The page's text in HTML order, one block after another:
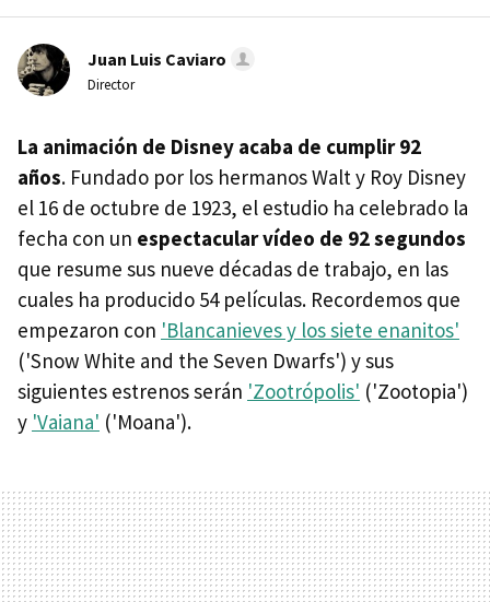
Juan Luis Caviaro
Director
La animación de Disney acaba de cumplir 92
años. Fundado por los hermanos Walt y Roy Disney
el 16 de octubre de 1923, el estudio ha celebrado la
fecha con un espectacular vídeo de 92 segundos
que resume sus nueve décadas de trabajo, en las
cuales ha producido 54 películas. Recordemos que
empezaron con 'Blancanieves y los siete enanitos'
('Snow White and the Seven Dwarfs') y sus
siguientes estrenos serán 'Zootrópolis' ('Zootopia')
y 'Vaiana' ('Moana').